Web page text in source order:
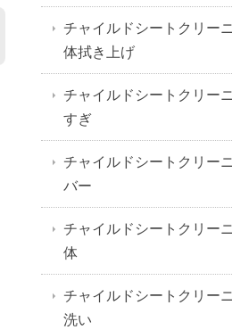
チャイルドシートクリ
体拭き上げ
チャイルドシートクリ
すぎ
チャイルドシートクリー
バー
チャイルドシートクリ
体
チャイルドシートクリ
洗い